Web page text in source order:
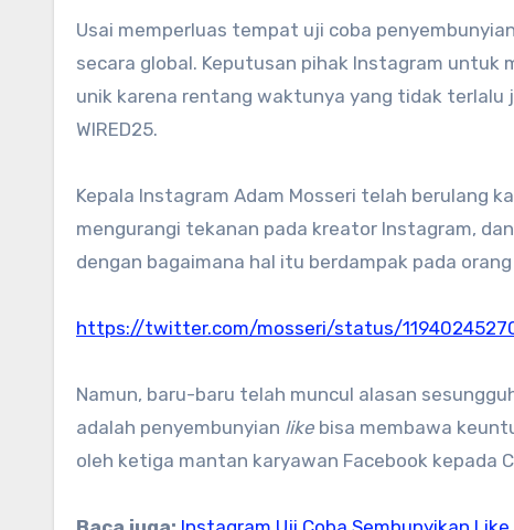
Usai memperluas tempat uji coba
secara global. Keputusan pihak Instagram untuk
unik karena rentang waktunya yang tidak terlalu
WIRED25.
Kepala Instagram Adam Mosseri telah berulang
mengurangi tekanan pada kreator Instagram,
dengan bagaimana hal itu berdampak pada
https://twitter.com/mosseri/status/
Namun, baru-baru telah muncul alasan
adalah penyembunyian like bisa membawa
oleh ketiga mantan karyawan Facebook kepada